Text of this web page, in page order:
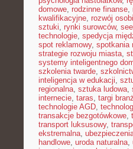
domowe, rodzinne finanse,
kwalifikacyjne, rozwój
sztuki, rynki surowców,
technologie, spedycja
spot reklamowy, spotkania
strategie rozwoju miasta,
systemy inteligentnego
szkolenia twarde,
inteligencja w edukacji,
regionalna, sztuka ludowa,
internecie, taras, targi
technologie AGD,
transakcje bezgotówkowe,
transport luksusowy,
ekstremalna,
handlowe, uroda naturalna,